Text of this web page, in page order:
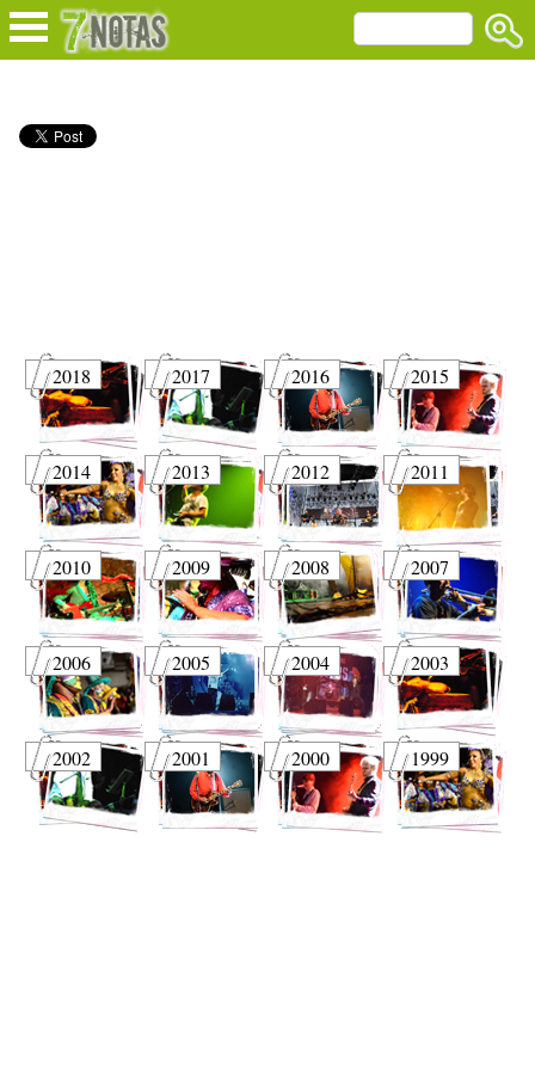
2018 2017 2016 2015
2014 2013 2012 2011
2010 2009 2008 2007
2006 2005 2004 2003
2002 2001 2000 1999